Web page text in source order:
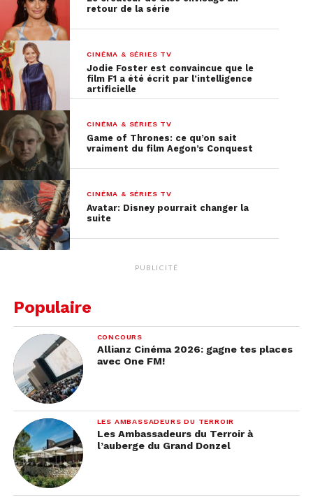
retour de la série
CINÉMA & SÉRIES TV
Jodie Foster est convaincue que le
film F1 a été écrit par l’intelligence
artificielle
CINÉMA & SÉRIES TV
Game of Thrones: ce qu’on sait
vraiment du film Aegon’s Conquest
CINÉMA & SÉRIES TV
Avatar: Disney pourrait changer la
suite
PUBLICITÉ
Populaire
CONCOURS
Allianz Cinéma 2026: gagne tes places
avec One FM!
LES AMBASSADEURS DU TERROIR
Les Ambassadeurs du Terroir à
l’auberge du Grand Donzel